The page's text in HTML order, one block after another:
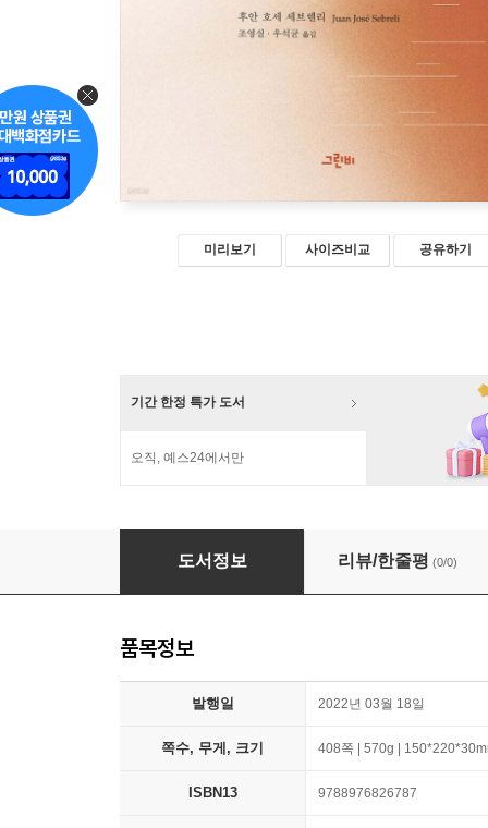
미리보기 사이즈비교 공유하기
기간 한정 특가 도서
오직, 예스24에서만
부에노스아이레스, 일상생활과 소외
도서정보 리뷰/한줄평 (0/0)
품목정보
발행일 2022년 03월 18일
쪽수, 무게, 크기 408쪽 | 570g |
ISBN13 9788976826787